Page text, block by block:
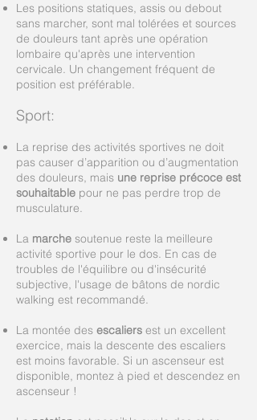
Les positions statiques, assis ou debout
sans marcher, sont mal tolérées et sources
de douleurs tant après une opération
lombaire qu'après une intervention
cervicale. Un changement fréquent de
position est préférable.
Sport:
La reprise des activités sportives ne doit
pas causer d’apparition ou d’augmentation
des douleurs, mais une reprise précoce est
souhaitable pour ne pas perdre trop de
musculature.
La marche soutenue reste la meilleure
activité sportive pour le dos. En cas de
troubles de l'équilibre ou d'insécurité
subjective, l'usage de bâtons de nordic
walking est recommandé.
La montée des escaliers est un excellent
exercice, mais la descente des escaliers
est moins favorable. Si un ascenseur est
disponible, montez à pied et descendez en
ascenseur !